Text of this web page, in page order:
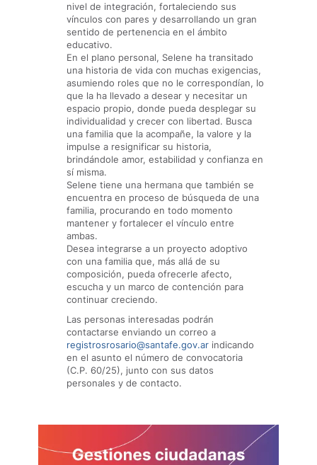
nivel de integración, fortaleciendo sus
vínculos con pares y desarrollando un gran
sentido de pertenencia en el ámbito
educativo.
En el plano personal, Selene ha transitado
una historia de vida con muchas exigencias,
asumiendo roles que no le correspondían, lo
que la ha llevado a desear y necesitar un
espacio propio, donde pueda desplegar su
individualidad y crecer con libertad. Busca
una familia que la acompañe, la valore y la
impulse a resignificar su historia,
brindándole amor, estabilidad y confianza en
sí misma.
Selene tiene una hermana que también se
encuentra en proceso de búsqueda de una
familia, procurando en todo momento
mantener y fortalecer el vínculo entre
ambas.
Desea integrarse a un proyecto adoptivo
con una familia que, más allá de su
composición, pueda ofrecerle afecto,
escucha y un marco de contención para
continuar creciendo.
Las personas interesadas podrán
contactarse enviando un correo a
registrosrosario@santafe.gov.ar indicando
en el asunto el número de convocatoria
(C.P. 60/25), junto con sus datos
personales y de contacto.